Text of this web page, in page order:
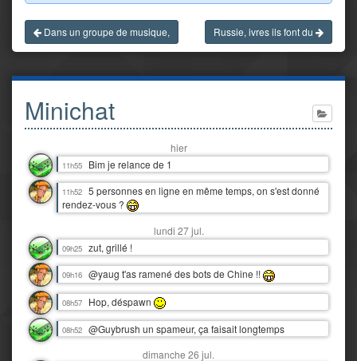
Dans un groupe de musique, Russie, ivres ils font du
Minichat
hier
11h55 Bim je relance de 1
11h52 5 personnes en ligne en même temps, on s'est donné
rendez-vous ?
lundi 27 jul.
09h25 zut, grillé !
09h16 @yaug t'as ramené des bots de Chine !!
08h57 Hop, déspawn
08h52 @Guybrush un spameur, ça faisait longtemps
dimanche 26 jul.